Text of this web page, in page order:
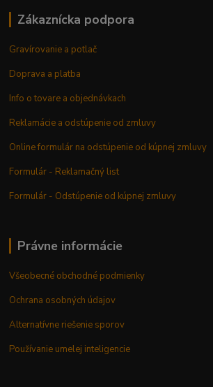
Zákaznícka podpora
Gravírovanie a potlač
Doprava a platba
Info o tovare a objednávkach
Reklamácie a odstúpenie od zmluvy
Online formulár na odstúpenie od kúpnej zmluvy
Formulár - Reklamačný list
Formulár - Odstúpenie od kúpnej zmluvy
Právne informácie
Všeobecné obchodné podmienky
Ochrana osobných údajov
Alternatívne riešenie sporov
Používanie umelej inteligencie